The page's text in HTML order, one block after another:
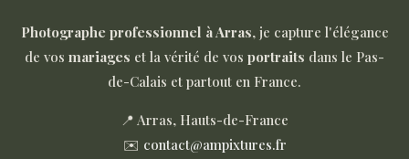
Photographe professionnel à Arras, je capture l'élégance
de vos mariages et la vérité de vos portraits dans le Pas-
de-Calais et partout en France.
📍 Arras, Hauts-de-France
✉️ contact@ampixtures.fr